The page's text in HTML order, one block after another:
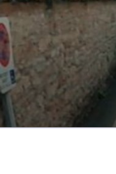
Aller
au
contenu
principal